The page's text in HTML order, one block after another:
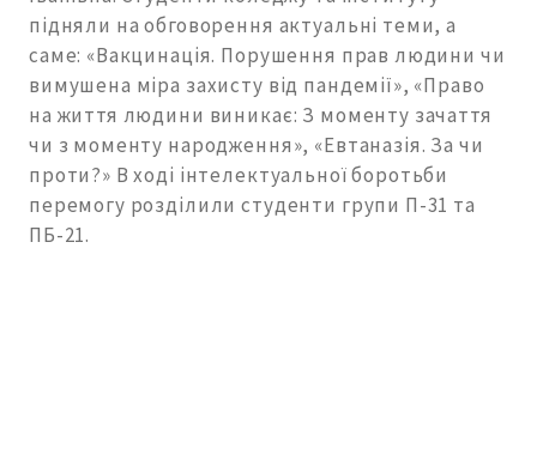
підняли на обговорення актуальні теми, а
саме: «Вакцинація. Порушення прав людини чи
вимушена міра захисту від пандемії», «Право
на життя людини виникає: З моменту зачаття
чи з моменту народження», «Евтаназія. За чи
проти?» В ході інтелектуальної боротьби
перемогу розділили студенти групи П-31 та
ПБ-21.